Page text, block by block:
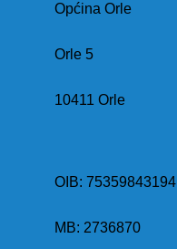
Općina Orle
Orle 5
10411 Orle
OIB: 75359843194
MB: 2736870